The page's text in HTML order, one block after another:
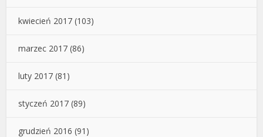
kwiecień 2017 (103)
marzec 2017 (86)
luty 2017 (81)
styczeń 2017 (89)
grudzień 2016 (91)